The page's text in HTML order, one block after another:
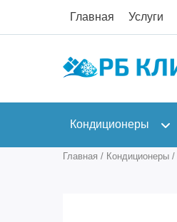
Главная Услуги
Кондиционеры
Главная / Кондиционеры /